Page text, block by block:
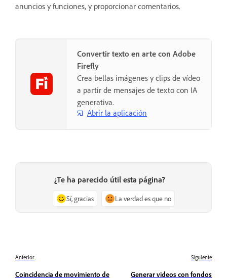
anuncios y funciones, y proporcionar comentarios.
Convertir texto en arte con Adobe
Firefly
Crea bellas imágenes y clips de vídeo
a partir de mensajes de texto con IA
generativa.
Abrir la aplicación
¿Te ha parecido útil esta página?
Sí, gracias La verdad es que no
Anterior
Coincidencia de movimiento de
Siguiente
Generar videos con fondos